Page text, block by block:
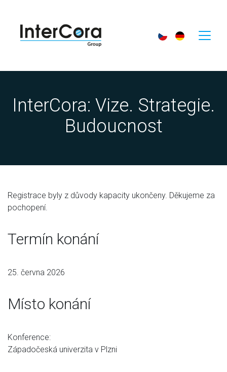
InterCora: Vize. Strategie.
Budoucnost
Registrace byly z důvody kapacity ukončeny. Děkujeme za
pochopení.
Termín konání
25. června 2026
Místo konání
Konference:
Západočeská univerzita v Plzni